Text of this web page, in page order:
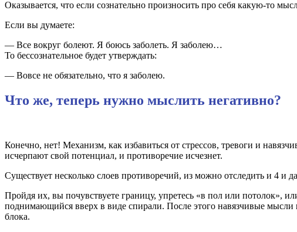
Оказывается, что если сознательно произносить про себя какую-то
Если вы думаете:
— Все вокруг болеют. Я боюсь заболеть. Я заболею…
То бессознательное будет утверждать:
— Вовсе не обязательно, что я заболею.
Что же, теперь нужно мыслить негативно?
Конечно, нет! Механизм, как избавиться от стрессов, тревоги и
исчерпают свой потенциал, и противоречие исчезнет.
Существует несколько слоев противоречий, из можно отследить и 4 и
Пройдя их, вы почувствуете границу, упретесь «в пол или потолок»,
поднимающийся вверх в виде спирали. После этого навязчивые мысли
блока.